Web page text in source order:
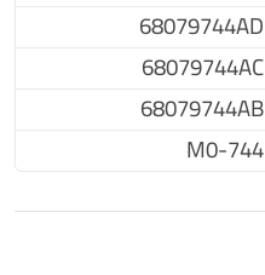
68079744AD
68079744AC
68079744AB
M0-744